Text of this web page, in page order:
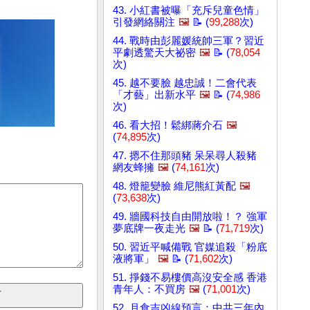
43. 小紅書被曝「充斥兒童色情」
引發網絡關注 🖼️ 📝 (99,288次)
44. 戰時由彭麗媛統帥三軍？習近
平劇透驚天大祕密 🖼️ 📝 (78,054
次)
45. 越不要臉 越忠誠！二會代表
「才藝」出新水平 🖼️ 📝 (74,986
次)
46. 看大招！鬆綁蔣介石 🖼️
(74,895次)
47. 摁不住那頭豬 呆呆尋人殺豬
網友蜂擁 🖼️ (74,161次)
48. 燈籠變臉 維尼熊紅黃配 🖼️
(73,638次)
49. 牆國科技自由開放啦！？ 強軍
夢底牌一夜走光 🖼️ 📝 (71,719次)
50. 習近平喊備戰 官媒追殺「粉底
液將軍」
🖼️ 📝 (71,602次)
51. 掙錢不易樓價高沒安全感 香港
青年人：不買房 🖼️ (71,001次)